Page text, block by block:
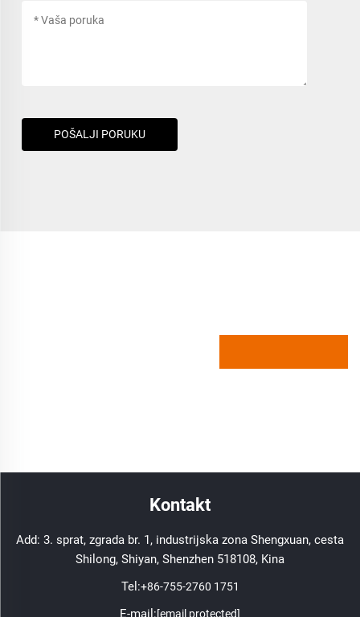
POŠALJI PORUKU
Kontakt
Add: 3. sprat, zgrada br. 1, industrijska zona Shengxuan, cesta
Shilong, Shiyan, Shenzhen 518108, Kina
Tel:+86-755-2760 1751
E-mail:[email protected]